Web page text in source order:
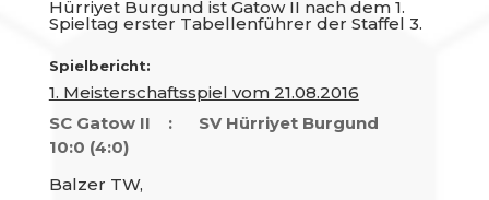
Hürriyet Burgund ist Gatow II nach dem 1.
Spieltag erster Tabellenführer der Staffel 3.
Spielbericht:
1. Meisterschaftsspiel vom 21.08.2016
SC Gatow II : SV Hürriyet Burgund
10:0 (4:0)
Balzer TW,